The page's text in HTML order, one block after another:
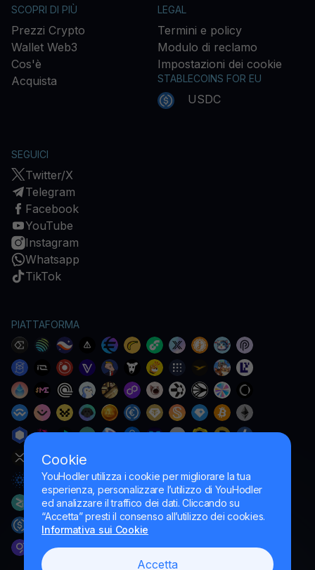
Cookie
YouHodler utilizza i cookie per migliorare la tua
esperienza, personalizzare l’utilizzo di YouHodler
ed analizzare il traffico dei dati. Cliccando su
“Accetta” presti il consenso all’utilizzo dei cookies.
Informativa sui Cookie
Accetta
SCOPRI DI PIÙ
Prezzi Crypto
Wallet Web3
Cos'è
Acquista
LEGAL
Termini e policy
Modulo di reclamo
Impostazioni dei cookie
STABLECOINS FOR EU
USDC
SEGUICI
Twitter/X
Telegram
Facebook
YouTube
Instagram
Whatsapp
TikTok
PIATTAFORMA